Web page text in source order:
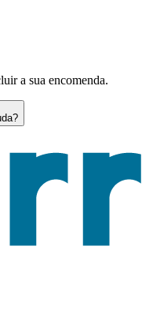
a sua encomenda.